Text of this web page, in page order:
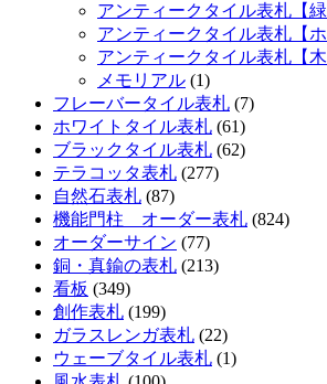
アンティークタイル表札【緑
アンティークタイル表札【ホ
アンティークタイル表札【木
メモリアル (1)
フレーバータイル表札 (7)
ホワイトタイル表札 (61)
ブラックタイル表札 (62)
テラコッタ表札 (277)
自然石表札 (87)
機能門柱 オーダー表札 (824)
オーダーサイン (77)
銅・真鍮の表札 (213)
看板 (349)
創作表札 (199)
ガラスレンガ表札 (22)
ウェーブタイル表札 (1)